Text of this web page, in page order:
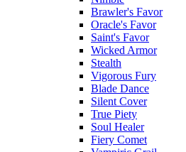
Brawler's Favor
Oracle's Favor
Saint's Favor
Wicked Armor
Stealth
Vigorous Fury
Blade Dance
Silent Cover
True Piety
Soul Healer
Fiery Comet